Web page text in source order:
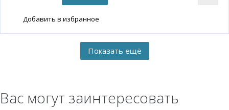
Добавить в избранное
Вас могут заинтересовать